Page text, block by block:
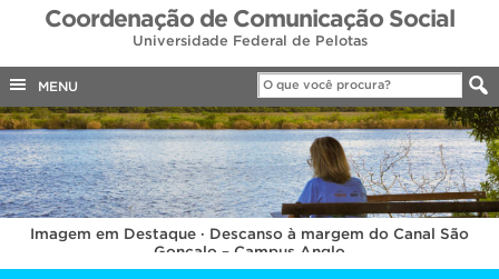
Acesso à informação
Legislação
Canais
ACESSO À INFORMAÇÃO
COBALTO
CONCURSOS
EDITAIS
INTERNACIONAL
OUVIDORIA
PORTARIAS
Coordenação de Comunicação Social
Universidade Federal de Pelotas
MENU
Imagem em Destaque · Descanso à margem do Canal São
Gonçalo – Campus Anglo